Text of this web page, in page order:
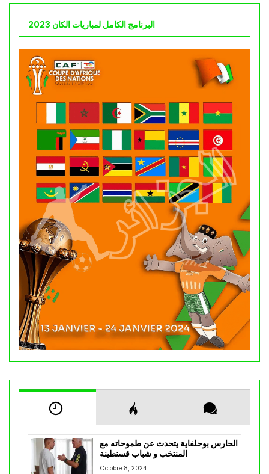
البرنامج الكامل لمباريات الكان 2023
الحارس بوحلفاية يتحدث عن طموحاته مع
المنتخب و شباب قسنطينة
Octobre 8, 2024